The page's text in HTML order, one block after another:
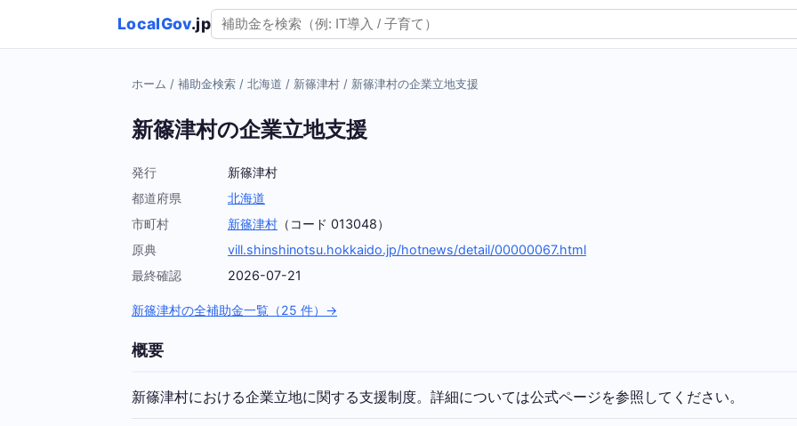
LocalGov.jp
ホーム / 補助金検索 / 北海道 / 新篠津村 / 新篠津村の企業立地支援
新篠津村の企業立地支援
発行
新篠津村
都道府県
北海道
市町村
新篠津村 （コード 013048）
原典
vill.shinshinotsu.hokkaido.jp/hotnews/detail/00000067.html
最終確認
2026-07-21
新篠津村の全補助金一覧（25 件）→
概要
新篠津村における企業立地に関する支援制度。詳細については公式ページを参照してください。